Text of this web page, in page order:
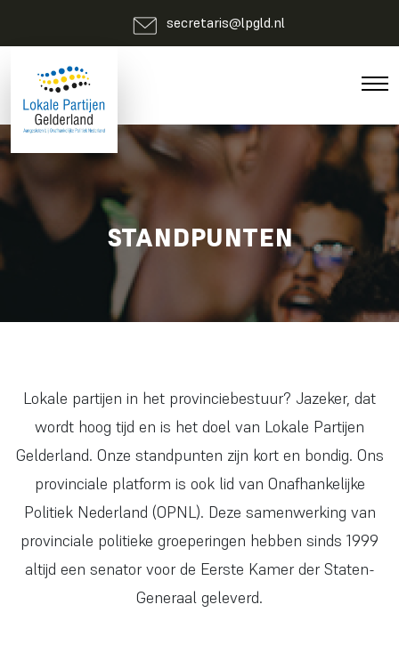
secretaris@lpgld.nl
STANDPUNTEN
Lokale partijen in het provinciebestuur? Jazeker, dat
wordt hoog tijd en is het doel van Lokale Partijen
Gelderland. Onze standpunten zijn kort en bondig. Ons
provinciale platform is ook lid van Onafhankelijke
Politiek Nederland (OPNL). Deze samenwerking van
provinciale politieke groeperingen hebben sinds 1999
altijd een senator voor de Eerste Kamer der Staten-
Generaal geleverd.